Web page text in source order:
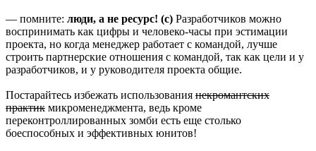
— помните: люди, а не ресурс! (с) Разработчиков можно
воспринимать как цифры и человеко-часы при эстимации
проекта, но когда менеджер работает с командой, лучше
строить партнерские отношения с командой, так как цели и у
разработчиков, и у руководителя проекта общие.
Постарайтесь избежать использования некромантских
практик микроменеджмента, ведь кроме
переконтроллированных зомби есть еще столько
боеспособных и эффективных юнитов!